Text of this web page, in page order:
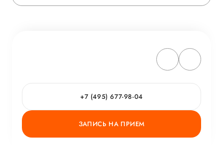
+7 (495) 677-98-04
ЗАПИСЬ НА ПРИЕМ